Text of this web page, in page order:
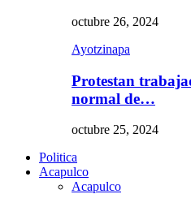
octubre 26, 2024
Ayotzinapa
Protestan
normal de…
octubre 25, 2024
Politica
Acapulco
Acapulco